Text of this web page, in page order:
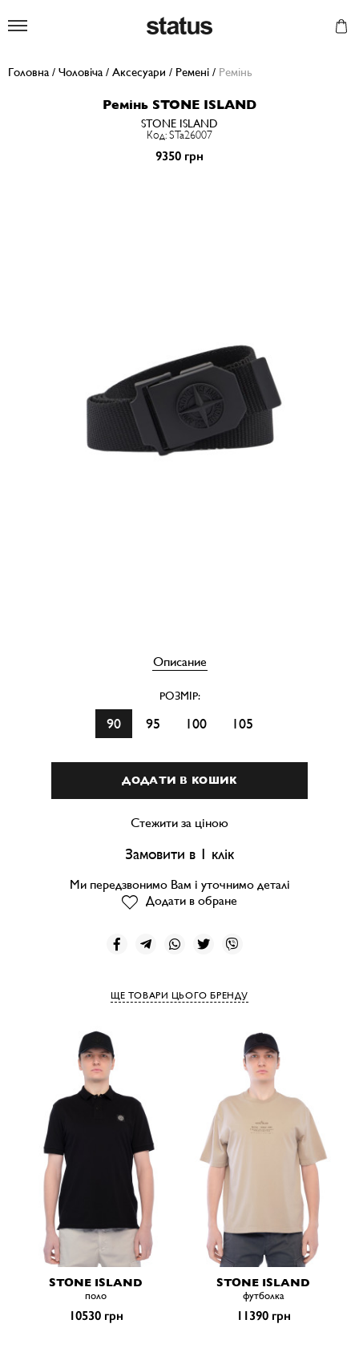
Головна / Чоловіча / Аксесуари / Ремені / Ремiнь
Ремiнь STONE ISLAND
STONE ISLAND
Код: STa26007
9350 грн
Описание
РОЗМІР:
90 95 100 105
ДОДАТИ В КОШИК
Стежити за ціною
Замовити в 1 клік
Ми передзвонимо Вам і уточнимо деталі
Додати в обране
ЩЕ ТОВАРИ ЦЬОГО БРЕНДУ
STONE ISLAND
поло
10530 грн
STONE ISLAND
футболка
11390 грн